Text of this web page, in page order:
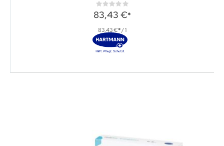
Rating:
0%
83,43 €
83,43 € / 1